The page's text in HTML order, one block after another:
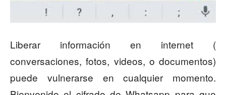
Liberar información en internet (
conversaciones, fotos, videos, o documentos)
puede vulnerarse en cualquier momento.